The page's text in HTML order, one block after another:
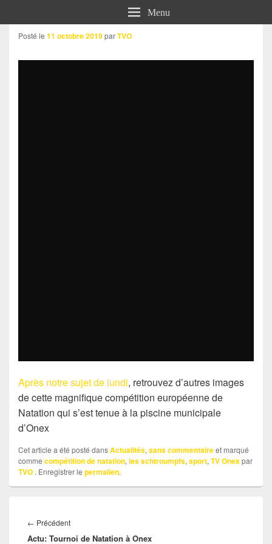
Menu
Posté le 11 octobre 2019parTVO
Après notre sujet de lundi, retrouvez d’autres images
de cette magnifique compétition européenne de
Natation qui s’est tenue à la piscine municipale
d’Onex
Cet article a été posté dansActualités, sans commentaireet marqué
comme compétition de natation, les schtroumpfs, sport, TV Onexpar
TVO . Enregistrer le permalien.
de
← PrécédentArticle
précédent :
Actu: Tournoi de Natation à Onex